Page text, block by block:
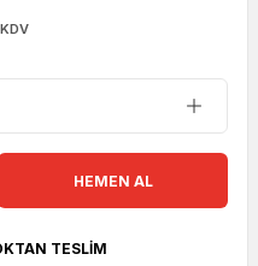
HEMEN AL
TESLIM